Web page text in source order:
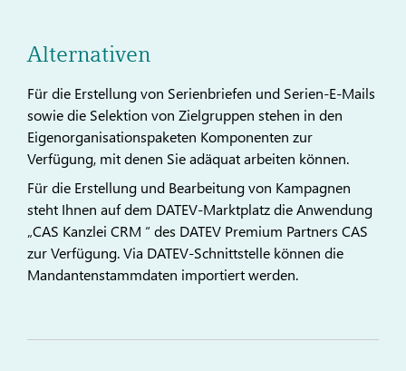
Alternativen
Für die Erstellung von Serienbriefen und Serien-E-Mails
sowie die Selektion von Zielgruppen stehen in den
Eigenorganisationspaketen Komponenten zur
Verfügung, mit denen Sie adäquat arbeiten können.
Für die Erstellung und Bearbeitung von Kampagnen
steht Ihnen auf dem DATEV-Marktplatz die Anwendung
„CAS Kanzlei CRM “ des DATEV Premium Partners CAS
zur Verfügung. Via DATEV-Schnittstelle können die
Mandantenstammdaten importiert werden.